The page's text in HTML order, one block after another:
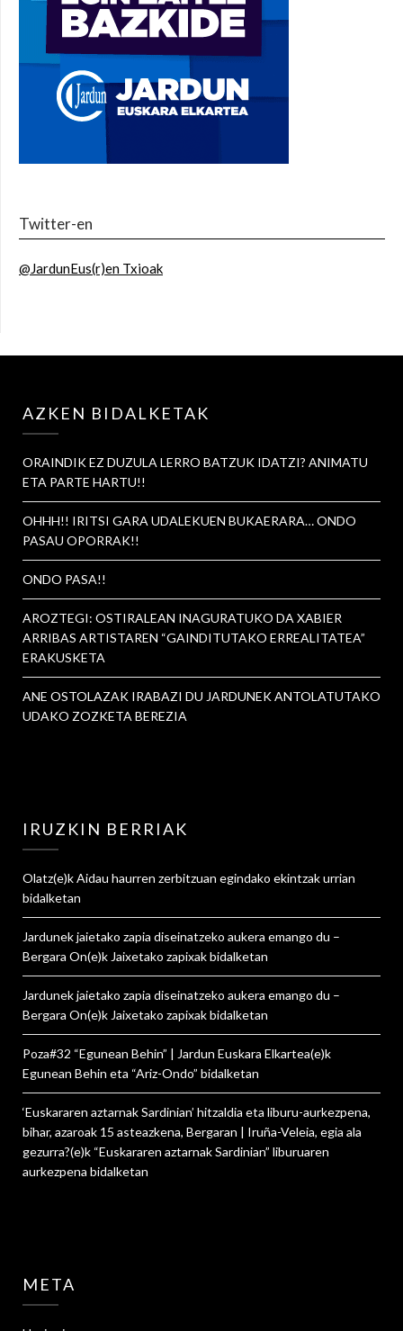
Twitter-en
@JardunEus(r)en Txioak
AZKEN BIDALKETAK
ORAINDIK EZ DUZULA LERRO BATZUK IDATZI? ANIMATU
ETA PARTE HARTU!!
OHHH!! IRITSI GARA UDALEKUEN BUKAERARA… ONDO
PASAU OPORRAK!!
ONDO PASA!!
AROZTEGI: OSTIRALEAN INAGURATUKO DA XABIER
ARRIBAS ARTISTAREN “GAINDITUTAKO ERREALITATEA”
ERAKUSKETA
ANE OSTOLAZAK IRABAZI DU JARDUNEK ANTOLATUTAKO
UDAKO ZOZKETA BEREZIA
IRUZKIN BERRIAK
Olatz(e)kAidau haurren zerbitzuan egindako ekintzak urrian
bidalketan
Jardunek jaietako zapia diseinatzeko aukera emango du –
Bergara On(e)k Jaixetako zapixakbidalketan
Jardunek jaietako zapia diseinatzeko aukera emango du –
Bergara On(e)k Jaixetako zapixakbidalketan
Poza#32 “Egunean Behin” | Jardun Euskara Elkartea(e)k
Egunean Behin eta “Ariz-Ondo” bidalketan
‘Euskararen aztarnak Sardinian’ hitzaldia eta liburu-aurkezpena,
bihar, azaroak 15 asteazkena, Bergaran | Iruña-Veleia, egia ala
gezurra?(e)k “Euskararen aztarnak Sardinian” liburuaren
aurkezpena bidalketan
META